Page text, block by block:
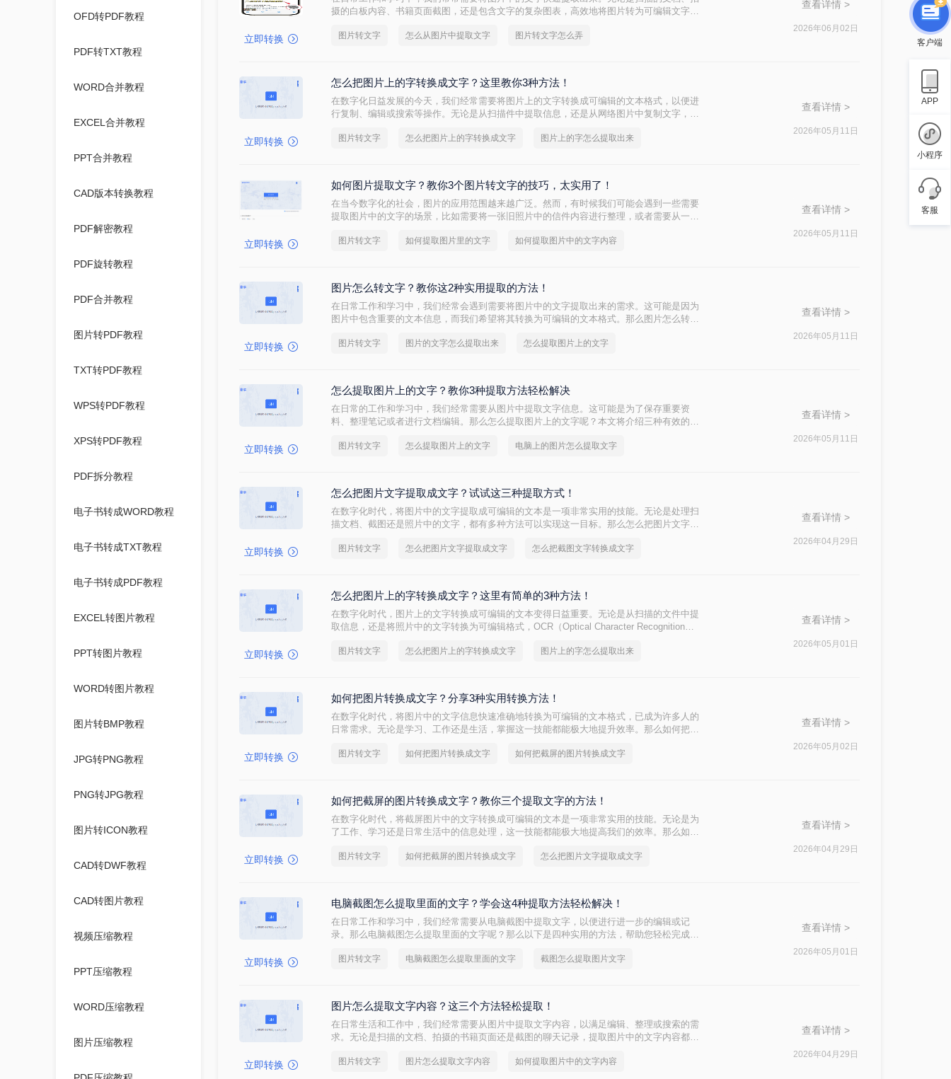
OFD转PDF教程
PDF转TXT教程
WORD合并教程
EXCEL合并教程
PPT合并教程
CAD版本转换教程
PDF解密教程
PDF旋转教程
PDF合并教程
图片转PDF教程
TXT转PDF教程
WPS转PDF教程
XPS转PDF教程
PDF拆分教程
电子书转成WORD教程
电子书转成TXT教程
电子书转成PDF教程
EXCEL转图片教程
PPT转图片教程
WORD转图片教程
图片转BMP教程
JPG转PNG教程
PNG转JPG教程
图片转ICON教程
CAD转DWF教程
CAD转图片教程
视频压缩教程
PPT压缩教程
WORD压缩教程
图片压缩教程
立即转换
摄的白板内容、书籍页面截图，还是包含文字的复杂图表，高效地将图片转为可编辑文字
方法，涵盖不同场景和设备需求。
图片转文字 怎么从图片中提取文字 图片转文字怎么弄
查看详情 >
2026年06月02日
立即转换
怎么把图片上的字转换成文字？这里教你3种方法！
在数字化日益发展的今天，我们经常需要将图片上的文字转换成可编辑的文本格式，以便进
行复制、编辑或搜索等操作。无论是从扫描件中提取信息，还是从网络图片中复制文字，将
文将介绍三种常用的方法，帮助您轻松实现图片文字的转换。
图片转文字 怎么把图片上的字转换成文字 图片上的字怎么提取出来
查看详情 >
2026年05月11日
立即转换
如何图片提取文字？教你3个图片转文字的技巧，太实用了！
在当今数字化的社会，图片的应用范围越来越广泛。然而，有时候我们可能会遇到一些需要
提取图片中的文字的场景，比如需要将一张旧照片中的信件内容进行整理，或者需要从一本
的图片文字提取方法。
图片转文字 如何提取图片里的文字 如何提取图片中的文字内容
查看详情 >
2026年05月11日
立即转换
图片怎么转文字？教你这2种实用提取的方法！
在日常工作和学习中，我们经常会遇到需要将图片中的文字提取出来的需求。这可能是因为
图片中包含重要的文本信息，而我们希望将其转换为可编辑的文本格式。那么图片怎么转文
图片转文字 图片的文字怎么提取出来 怎么提取图片上的文字
查看详情 >
2026年05月11日
立即转换
怎么提取图片上的文字？教你3种提取方法轻松解决
在日常的工作和学习中，我们经常需要从图片中提取文字信息。这可能是为了保存重要资
料、整理笔记或者进行文档编辑。那么怎么提取图片上的文字呢？本文将介绍三种有效的图
图片转文字 怎么提取图片上的文字 电脑上的图片怎么提取文字
查看详情 >
2026年05月11日
立即转换
怎么把图片文字提取成文字？试试这三种提取方式！
在数字化时代，将图片中的文字提取成可编辑的文本是一项非常实用的技能。无论是处理扫
描文档、截图还是照片中的文字，都有多种方法可以实现这一目标。那么怎么把图片文字提
图片转文字 怎么把图片文字提取成文字 怎么把截图文字转换成文字
查看详情 >
2026年04月29日
立即转换
怎么把图片上的字转换成文字？这里有简单的3种方法！
在数字化时代，图片上的文字转换成可编辑的文本变得日益重要。无论是从扫描的文件中提
取信息，还是将照片中的文字转换为可编辑格式，OCR（Optical Character Recognition，
绍三种高效的图片文字转换方法，帮助用户轻松实现这一目标。
图片转文字 怎么把图片上的字转换成文字 图片上的字怎么提取出来
查看详情 >
2026年05月01日
立即转换
如何把图片转换成文字？分享3种实用转换方法！
在数字化时代，将图片中的文字信息快速准确地转换为可编辑的文本格式，已成为许多人的
日常需求。无论是学习、工作还是生活，掌握这一技能都能极大地提升效率。那么如何把图
图片转文字 如何把图片转换成文字 如何把截屏的图片转换成文字
查看详情 >
2026年05月02日
立即转换
如何把截屏的图片转换成文字？教你三个提取文字的方法！
在数字化时代，将截屏图片中的文字转换成可编辑的文本是一项非常实用的技能。无论是为
了工作、学习还是日常生活中的信息处理，这一技能都能极大地提高我们的效率。那么如何
图片转文字 如何把截屏的图片转换成文字 怎么把图片文字提取成文字
查看详情 >
2026年04月29日
立即转换
电脑截图怎么提取里面的文字？学会这4种提取方法轻松解决！
在日常工作和学习中，我们经常需要从电脑截图中提取文字，以便进行进一步的编辑或记
录。那么电脑截图怎么提取里面的文字呢？那么以下是四种实用的方法，帮助您轻松完成这
图片转文字 电脑截图怎么提取里面的文字 截图怎么提取图片文字
查看详情 >
2026年05月01日
立即转换
图片怎么提取文字内容？这三个方法轻松提取！
在日常生活和工作中，我们经常需要从图片中提取文字内容，以满足编辑、整理或搜索的需
求。无论是扫描的文档、拍摄的书籍页面还是截图的聊天记录，提取图片中的文字内容都能
您轻松提取图片中的文字内容。
图片转文字 图片怎么提取文字内容 如何提取图片中的文字内容
查看详情 >
2026年04月29日
客户端
APP
小程序
客服